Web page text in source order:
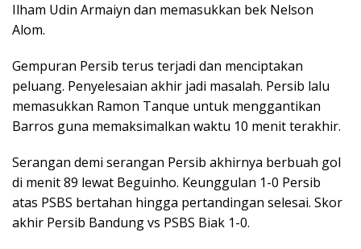
Ilham Udin Armaiyn dan memasukkan bek Nelson
Alom.
Gempuran Persib terus terjadi dan menciptakan
peluang. Penyelesaian akhir jadi masalah. Persib lalu
memasukkan Ramon Tanque untuk menggantikan
Barros guna memaksimalkan waktu 10 menit terakhir.
Serangan demi serangan Persib akhirnya berbuah gol
di menit 89 lewat Beguinho. Keunggulan 1-0 Persib
atas PSBS bertahan hingga pertandingan selesai. Skor
akhir Persib Bandung vs PSBS Biak 1-0.